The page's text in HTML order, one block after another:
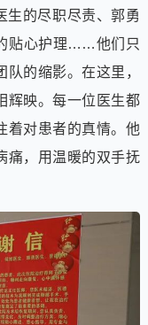
生的尽职尽责、郭勇
贴心护理……他们只
的缩影。在这里，
辉映。每一位医生都
着对患者的真情。他
痛，用温暖的双手抚